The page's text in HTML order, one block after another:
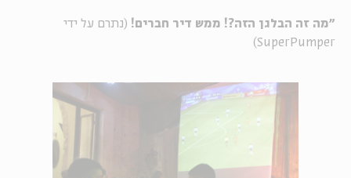
"מה זה הבלגן הזה?! ממש דיר חברים! (נתרם על ידי
SuperPumper)